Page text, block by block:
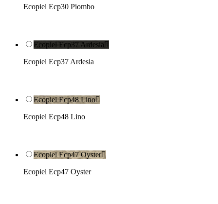
Ecopiel Ecp30 Piombo
Ecopiel Ecp37 Ardesia
Ecopiel Ecp37 Ardesia
Ecopiel Ecp48 Lino
Ecopiel Ecp48 Lino
Ecopiel Ecp47 Oyster
Ecopiel Ecp47 Oyster